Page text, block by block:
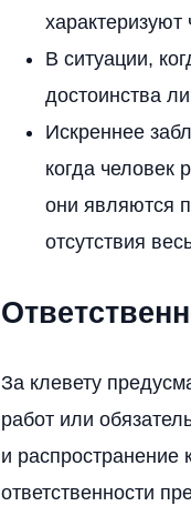
характеризуют
В ситуации,
достоинства
Искреннее
когда человек
они являются
отсутствия
За клевету
работ или
и распространение
ответственности